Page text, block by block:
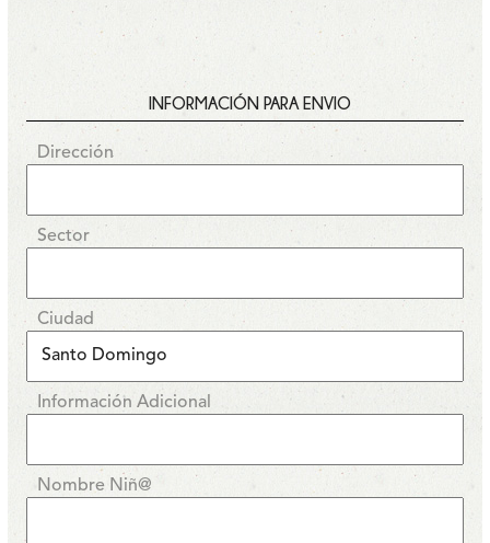
INFORMACIÓN PARA ENVIO
Dirección
Sector
Ciudad
Información Adicional
Nombre Niñ@